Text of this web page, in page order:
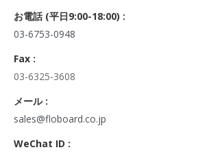
株式会社FloBoard 個人情報問合せ窓口
〒101-0031 東京都千代田区東神田二丁目7
メールアドレス: info@floboard.co.jp TEL:
ールデンウィークを除く)
6. 個人情報における任意性について
個人情報のご提供は、ご本人の任意です。た
ご入力頂けない場合は本フォームをご利用頂
了承ください。
お電話 (平日9:00-18:00) :
03-6753-0948
Fax :
03-6325-3608
メール :
sales@floboard.co.jp
WeChat ID :